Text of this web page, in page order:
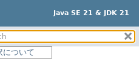
Java SE 21 & JDK 21
について